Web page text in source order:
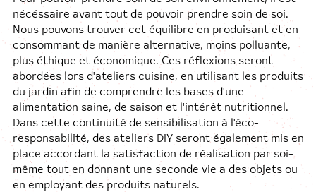
nécéssaire avant tout de pouvoir prendre soin de soi.
Nous pouvons trouver cet équilibre en produisant et en
consommant de manière alternative, moins polluante,
plus éthique et économique. Ces réflexions seront
abordées lors d'ateliers cuisine, en utilisant les produits
du jardin afin de comprendre les bases d'une
alimentation saine, de saison et l'intérêt nutritionnel.
Dans cette continuité de sensibilisation à l'éco-
responsabilité, des ateliers DIY seront également mis en
place accordant la satisfaction de réalisation par soi-
même tout en donnant une seconde vie a des objets ou
en employant des produits naturels.